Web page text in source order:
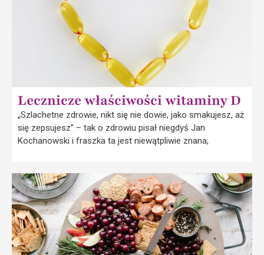
Lecznicze właściwości witaminy D
„Szlachetne zdrowie, nikt się nie dowie, jako smakujesz, aż
się zepsujesz” – tak o zdrowiu pisał niegdyś Jan
Kochanowski i fraszka ta jest niewątpliwie znana,